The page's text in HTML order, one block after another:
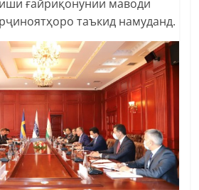
ғайриқонунии маводи
таъкид намуданд.